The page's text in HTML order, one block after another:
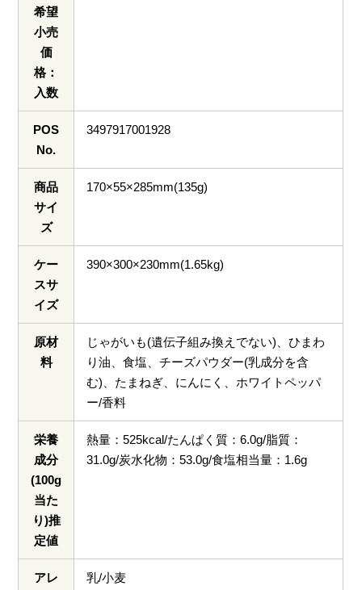
希望
小売
価
格：
入数
POS
No.
3497917001928
商品
サイ
ズ
170×55×285mm(135g)
ケー
スサ
イズ
390×300×230mm(1.65kg)
原材
料
じゃがいも(遺伝子組み換えでない)、ひまわ
り油、食塩、チーズパウダー(乳成分を含
む)、たまねぎ、にんにく、ホワイトペッパ
ー/香料
栄養
成分
(100g
当た
り)推
定値
熱量：525kcal/たんぱく質：6.0g/脂質：
31.0g/炭水化物：53.0g/食塩相当量：1.6g
アレ 乳/小麦